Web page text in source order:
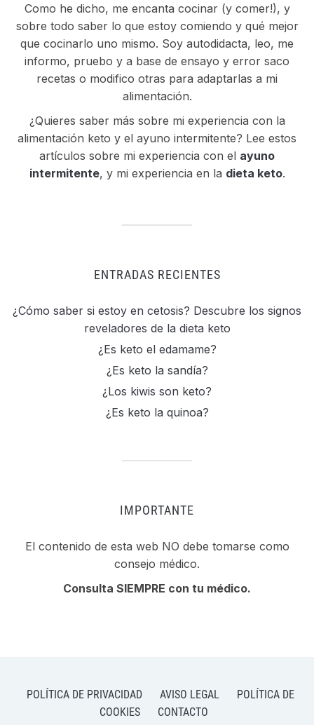
Como he dicho, me encanta cocinar (y comer!), y
sobre todo saber lo que estoy comiendo y qué mejor
que cocinarlo uno mismo. Soy autodidacta, leo, me
informo, pruebo y a base de ensayo y error saco
recetas o modifico otras para adaptarlas a mi
alimentación.
¿Quieres saber más sobre mi experiencia con la
alimentación keto y el ayuno intermitente? Lee estos
artículos sobre mi experiencia con el ayuno
intermitente, y mi experiencia en la dieta keto.
ENTRADAS RECIENTES
¿Cómo saber si estoy en cetosis? Descubre los signos
reveladores de la dieta keto
¿Es keto el edamame?
¿Es keto la sandía?
¿Los kiwis son keto?
¿Es keto la quinoa?
IMPORTANTE
El contenido de esta web NO debe tomarse como
consejo médico.
Consulta SIEMPRE con tu médico.
POLÍTICA DE PRIVACIDAD AVISO LEGAL
POLÍTICA DE
COOKIES
CONTACTO